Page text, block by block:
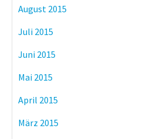
August 2015
Juli 2015
Juni 2015
Mai 2015
April 2015
März 2015